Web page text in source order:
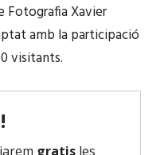
Fotografia Xavier
amb la participació
visitants.